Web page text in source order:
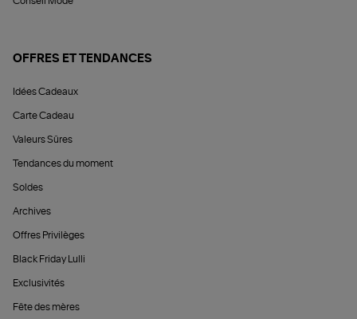
OFFRES ET TENDANCES
Idées Cadeaux
Carte Cadeau
Valeurs Sûres
Tendances du moment
Soldes
Archives
Offres Privilèges
Black Friday Lulli
Exclusivités
Fête des mères